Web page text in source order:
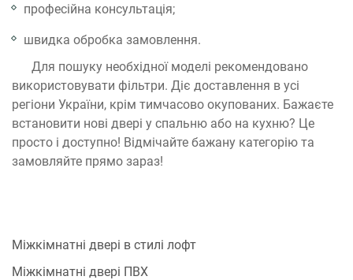
професійна консультація;
швидка обробка замовлення.
Для пошуку необхідної моделі рекомендовано
використовувати фільтри. Діє доставлення в усі
регіони України, крім тимчасово окупованих. Бажаєте
встановити нові двері у спальню або на кухню? Це
просто і доступно! Відмічайте бажану категорію та
замовляйте прямо зараз!
Міжкімнатні двері в стилі лофт
Міжкімнатні двері ПВХ